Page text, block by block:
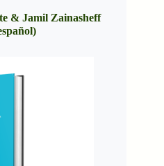
& Jamil Zainasheff